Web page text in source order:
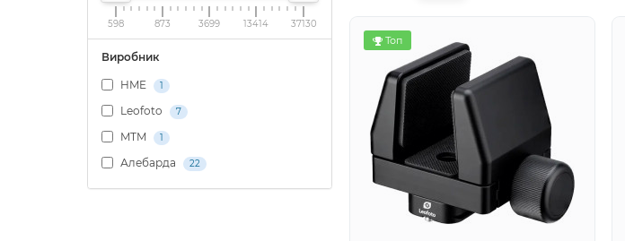
598 873 3699 13414 37130
Виробник
HME 1
Leofoto 7
MTM 1
Алебарда 22
Топ